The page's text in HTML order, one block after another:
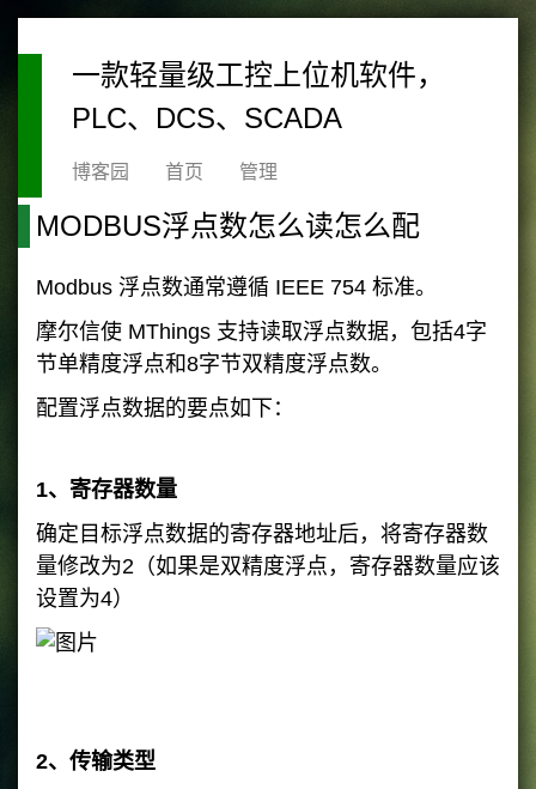
一款轻量级工控上位机软件，
PLC、DCS、SCADA
博客园 首页 管理
MODBUS浮点数怎么读怎么配
Modbus 浮点数通常遵循 IEEE 754 标准。
摩尔信使 MThings 支持读取浮点数据，包括4字
节单精度浮点和8字节双精度浮点数。
配置浮点数据的要点如下：
1、寄存器数量
确定目标浮点数据的寄存器地址后，将寄存器数
量修改为2（如果是双精度浮点，寄存器数量应该
设置为4）
2、传输类型